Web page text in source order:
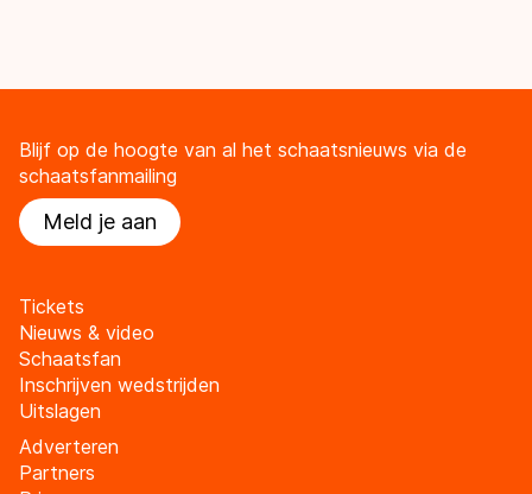
Blijf op de hoogte van al het schaatsnieuws via de
schaatsfanmailing
Meld je aan
Tickets
Nieuws & video
Schaatsfan
Inschrijven wedstrijden
Uitslagen
Adverteren
Partners